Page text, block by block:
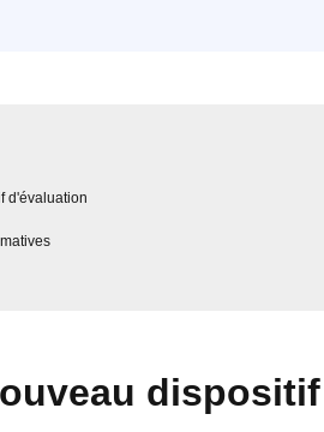
d'évaluation